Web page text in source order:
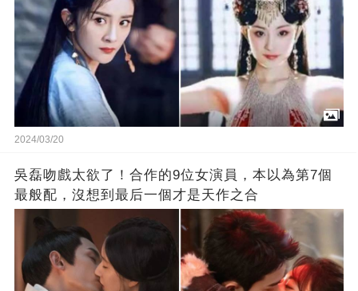
2024/03/20
吳磊吻戲太欲了！合作的9位女演員，本以為第7個
最般配，沒想到最后一個才是天作之合